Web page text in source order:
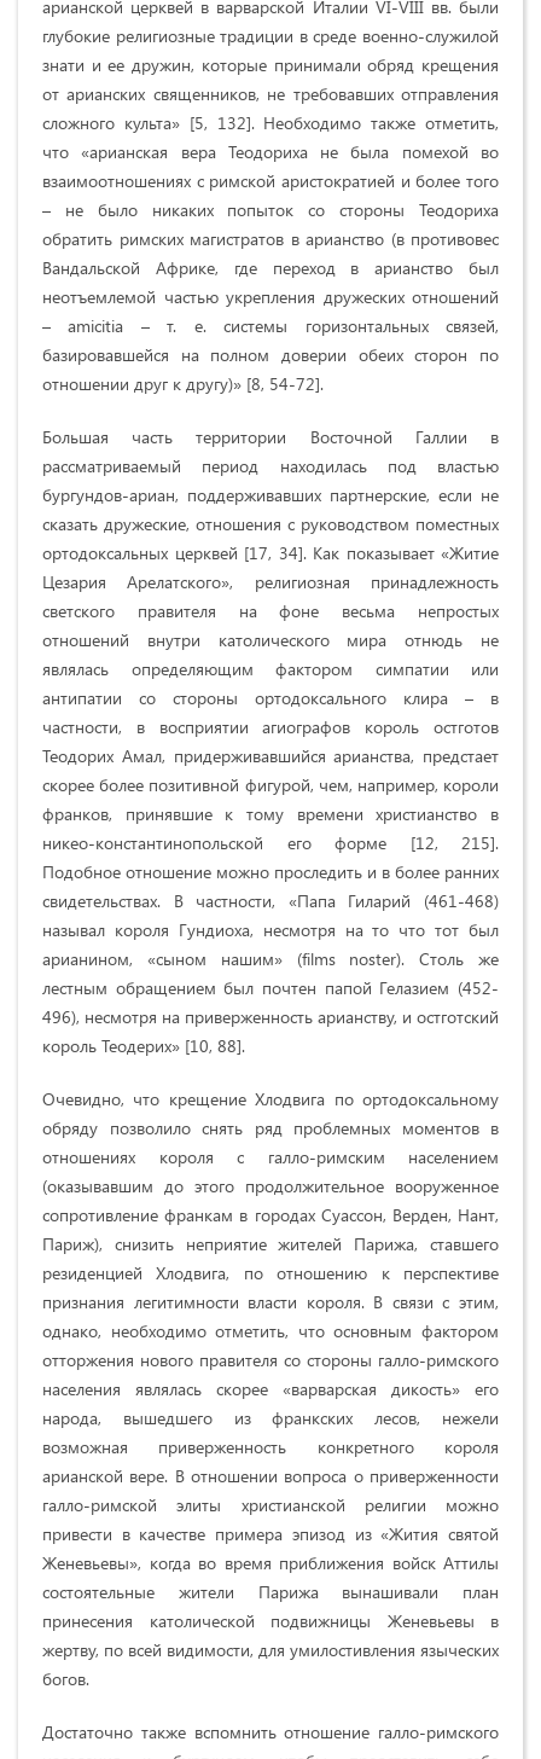
арианской церквей в варварской Италии VI-VIII вв. были
глубокие религиозные традиции в среде военно-служилой
знати и ее дружин, которые принимали обряд крещения
от арианских священников, не требовавших отправления
сложного культа» [5, 132]. Необходимо также отметить,
что «арианская вера Теодориха не была помехой во
взаимоотношениях с римской аристократией и более того
– не было никаких попыток со стороны Теодориха
обратить римских магистратов в арианство (в противовес
Вандальской Африке, где переход в арианство был
неотъемлемой частью укрепления дружеских отношений
– amicitia – т. е. системы горизонтальных связей,
базировавшейся на полном доверии обеих сторон по
отношении друг к другу)» [8, 54-72].
Большая часть территории Восточной Галлии в
рассматриваемый период находилась под властью
бургундов-ариан, поддерживавших партнерские, если не
сказать дружеские, отношения с руководством поместных
ортодоксальных церквей [17, 34]. Как показывает «Житие
Цезария Арелатского», религиозная принадлежность
светского правителя на фоне весьма непростых
отношений внутри католического мира отнюдь не
являлась определяющим фактором симпатии или
антипатии со стороны ортодоксального клира – в
частности, в восприятии агиографов король остготов
Теодорих Амал, придерживавшийся арианства, предстает
скорее более позитивной фигурой, чем, например, короли
франков, принявшие к тому времени христианство в
никео-константинопольской его форме [12, 215].
Подобное отношение можно проследить и в более ранних
свидетельствах. В частности, «Папа Гиларий (461-468)
называл короля Гундиоха, несмотря на то что тот был
арианином, «сыном нашим» (films noster). Столь же
лестным обращением был почтен папой Гелазием (452-
496), несмотря на приверженность арианству, и остготский
король Теодерих» [10, 88].
Очевидно, что крещение Хлодвига по ортодоксальному
обряду позволило снять ряд проблемных моментов в
отношениях короля с галло-римским населением
(оказывавшим до этого продолжительное вооруженное
сопротивление франкам в городах Суассон, Верден, Нант,
Париж), снизить неприятие жителей Парижа, ставшего
резиденцией Хлодвига, по отношению к перспективе
признания легитимности власти короля. В связи с этим,
однако, необходимо отметить, что основным фактором
отторжения нового правителя со стороны галло-римского
населения являлась скорее «варварская дикость» его
народа, вышедшего из франкских лесов, нежели
возможная приверженность конкретного короля
арианской вере. В отношении вопроса о приверженности
галло-римской элиты христианской религии можно
привести в качестве примера эпизод из «Жития святой
Женевьевы», когда во время приближения войск Аттилы
состоятельные жители Парижа вынашивали план
принесения католической подвижницы Женевьевы в
жертву, по всей видимости, для умилостивления языческих
богов.
Достаточно также вспомнить отношение галло-римского